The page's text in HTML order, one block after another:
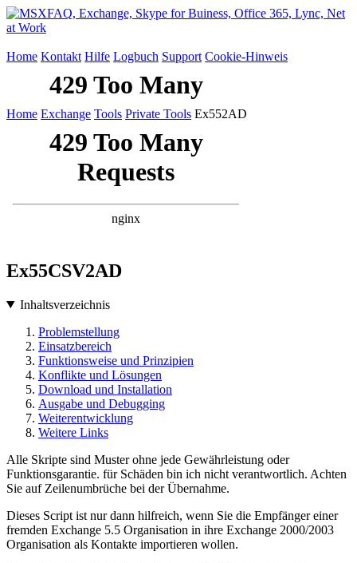
Home Kontakt Hilfe Logbuch Support Cookie-Hinweis
Home Exchange Tools Private Tools Ex552AD
Ex55CSV2AD
Inhaltsverzeichnis
Problemstellung
Einsatzbereich
Funktionsweise und Prinzipien
Konflikte und Lösungen
Download und Installation
Ausgabe und Debugging
Weiterentwicklung
Weitere Links
Alle Skripte sind Muster ohne jede Gewährleistung oder
Funktionsgarantie. für Schäden bin ich nicht verantwortlich. Achten
Sie auf Zeilenumbrüche bei der Übernahme.
Dieses Script ist nur dann hilfreich, wenn Sie die Empfänger einer
fremden Exchange 5.5 Organisation in ihre Exchange 2000/2003
Organisation als Kontakte importieren wollen.